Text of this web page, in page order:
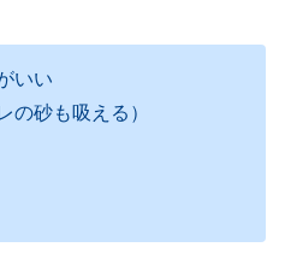
いい
の砂も吸える）